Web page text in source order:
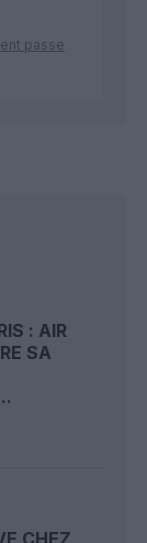
passe
: AIR
SA
CHEZ